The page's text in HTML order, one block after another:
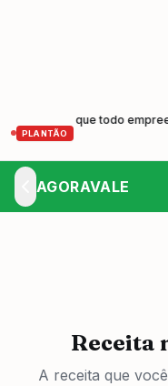
PLANTÃO
o que todo
AGORAVALE
Receita
A receita que